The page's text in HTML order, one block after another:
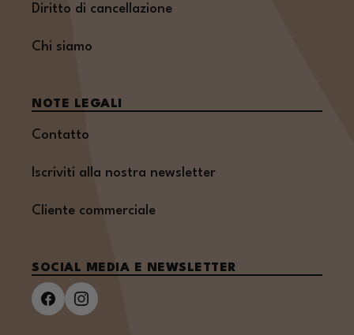
Diritto di cancellazione
Chi siamo
NOTE LEGALI
Contatto
Iscriviti alla nostra newsletter
Cliente commerciale
SOCIAL MEDIA E NEWSLETTER